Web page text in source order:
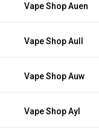
Vape Shop Auen
Vape Shop Aull
Vape Shop Auw
Vape Shop Ayl